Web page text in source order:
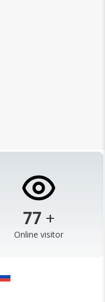
97 +
Online visitor